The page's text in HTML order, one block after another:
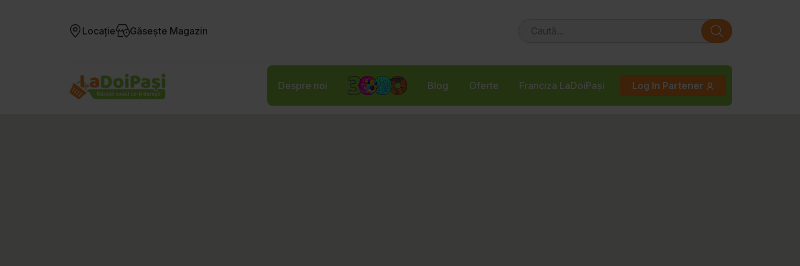
Locație Găsește Magazin
Despre noi Blog Oferte Franciza LaDoiPași Log In Partener